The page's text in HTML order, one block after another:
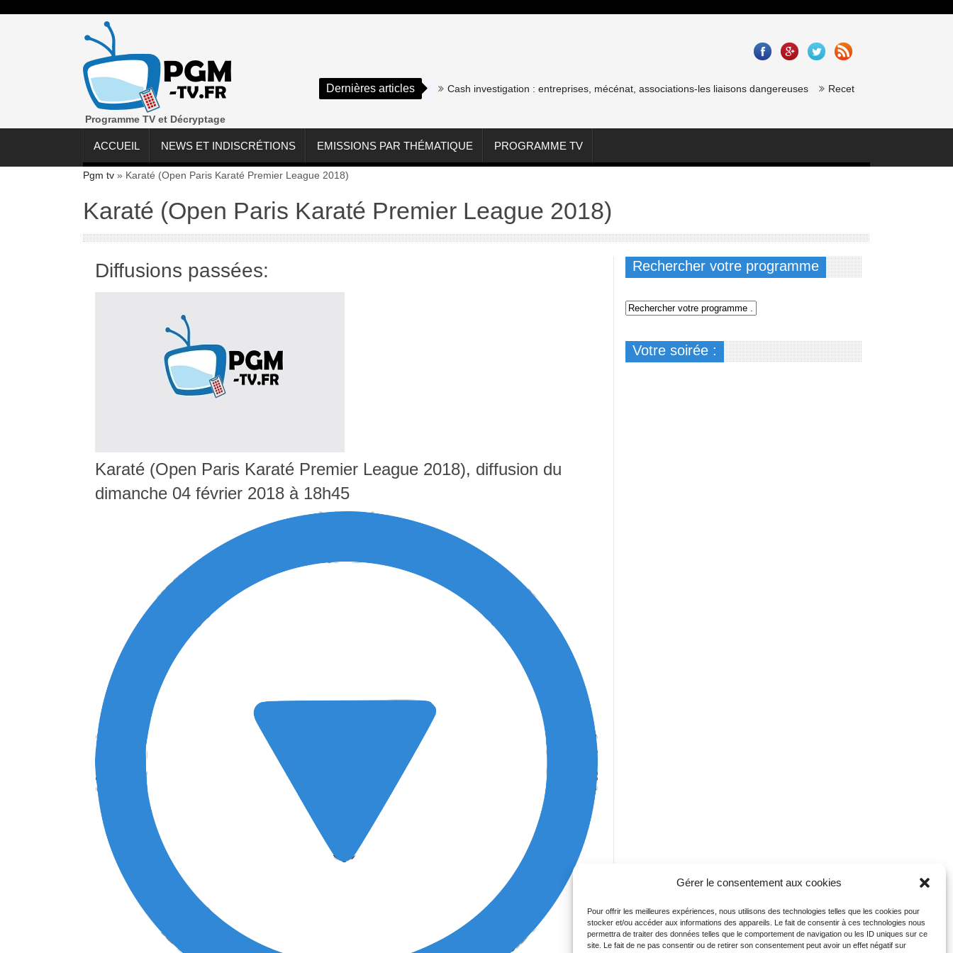
Gérer le consentement aux cookies
Pour offrir les meilleures expériences, nous utilisons des technologies telles que les cookies pour
stocker et/ou accéder aux informations des appareils. Le fait de consentir à ces technologies nous
permettra de traiter des données telles que le comportement de navigation ou les ID uniques sur ce
site. Le fait de ne pas consentir ou de retirer son consentement peut avoir un effet négatif sur
Programme TV et Décryptage
Dernières articles Cash investigation : entreprises, mécénat, associations-les liaisons dangereuses Recette saumon gravlax de
ACCUEIL NEWS ET INDISCRÉTIONS EMISSIONS PAR THÉMATIQUE PROGRAMME TV
Pgm tv » Karaté (Open Paris Karaté Premier League 2018)
Karaté (Open Paris Karaté Premier League 2018)
Diffusions passées:
Karaté (Open Paris Karaté Premier League 2018), diffusion du
dimanche 04 février 2018 à 18h45
Rechercher votre programme
Votre soirée :